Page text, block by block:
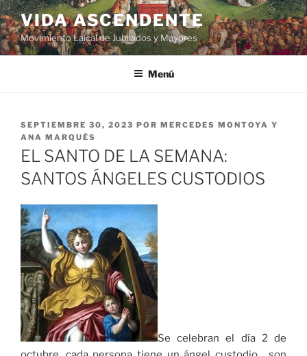
VIDA ASCENDENTE
Movimiento Laical de Jubilados y Mayores
Menú
SEPTIEMBRE 30, 2023 POR MERCEDES MONTOYA Y
ANA MARQUÉS
EL SANTO DE LA SEMANA:
SANTOS ÁNGELES CUSTODIOS
Se celebran el día 2 de